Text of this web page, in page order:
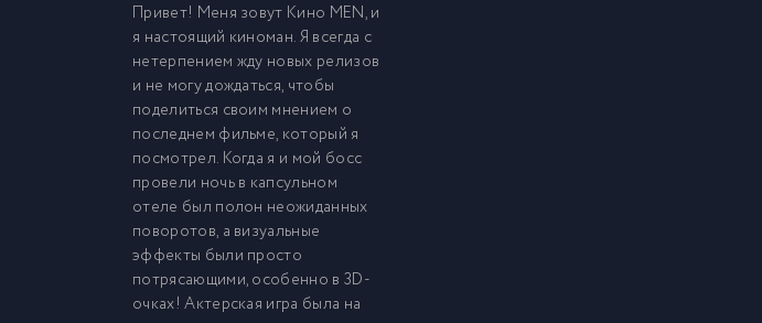
Привет! Меня зовут Кино MEN, и
я настоящий киноман. Я всегда с
нетерпением жду новых релизов
и не могу дождаться, чтобы
поделиться своим мнением о
последнем фильме, который я
посмотрел. Когда я и мой босс
провели ночь в капсульном
отеле был полон неожиданных
поворотов, а визуальные
эффекты были просто
потрясающими, особенно в 3D-
очках! Актерская игра была на